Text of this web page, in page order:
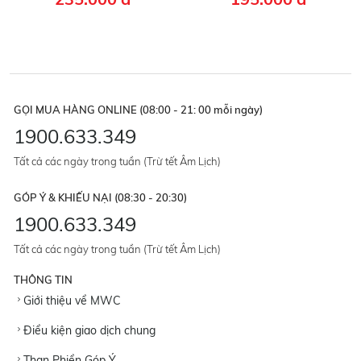
GỌI MUA HÀNG ONLINE (08:00 - 21: 00 mỗi ngày)
1900.633.349
Tất cả các ngày trong tuần (Trừ tết Âm Lịch)
GÓP Ý & KHIẾU NẠI (08:30 - 20:30)
1900.633.349
Tất cả các ngày trong tuần (Trừ tết Âm Lịch)
THÔNG TIN
Giới thiệu về MWC
Điều kiện giao dịch chung